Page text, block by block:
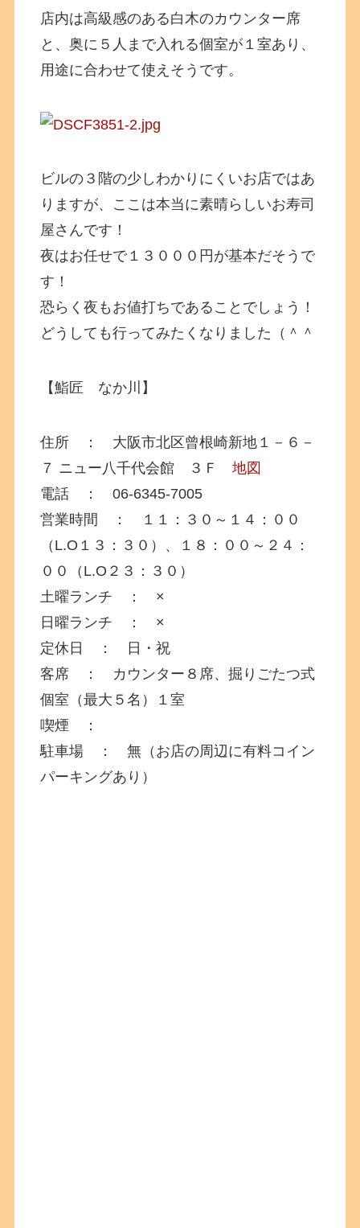
店内は高級感のある白木のカウンター席
と、奥に５人まで入れる個室が１室あり、
用途に合わせて使えそうです。
ビルの３階の少しわかりにくいお店ではあ
りますが、ここは本当に素晴らしいお寿司
屋さんです！
夜はお任せで１３０００円が基本だそうで
す！
恐らく夜もお値打ちであることでしょう！
どうしても行ってみたくなりました（＾＾
【鮨匠 なか川】
住所 ： 大阪市北区曾根崎新地１－６－
７ ニュー八千代会館 ３Ｆ地図
電話 ： 06-6345-7005
営業時間 ： １１：３０～１４：００
（L.O１３：３０）、１８：００～２４：
００（L.O２３：３０）
土曜ランチ ： ×
日曜ランチ ： ×
定休日 ： 日・祝
客席 ： カウンター８席、掘りごたつ式
個室（最大５名）１室
喫煙 ：
駐車場 ： 無（お店の周辺に有料コイン
パーキングあり）